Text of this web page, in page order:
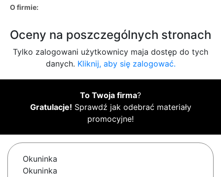
O firmie:
Oceny na poszczególnych stronach
Tylko zalogowani użytkownicy maja dostęp do tych
danych. Kliknij, aby się zalogować.
To Twoja firma?
Gratulacje! Sprawdź jak odebrać materiały
promocyjne!
Okuninka
Okuninka